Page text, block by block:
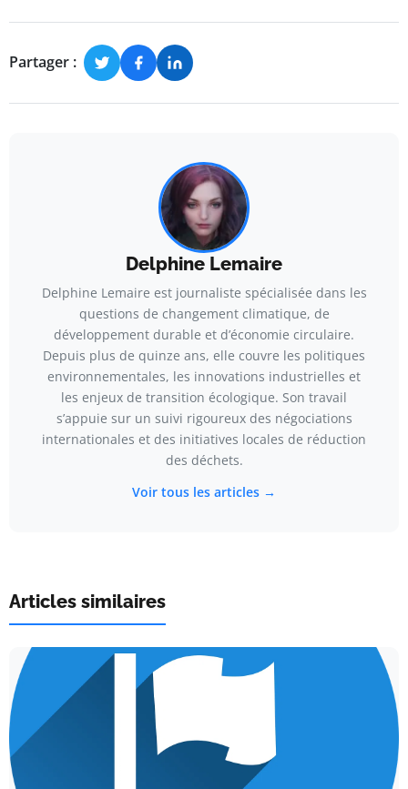
Partager :
Delphine Lemaire
Delphine Lemaire est journaliste spécialisée dans les
questions de changement climatique, de
développement durable et d’économie circulaire.
Depuis plus de quinze ans, elle couvre les politiques
environnementales, les innovations industrielles et
les enjeux de transition écologique. Son travail
s’appuie sur un suivi rigoureux des négociations
internationales et des initiatives locales de réduction
des déchets.
Voir tous les articles →
Articles similaires